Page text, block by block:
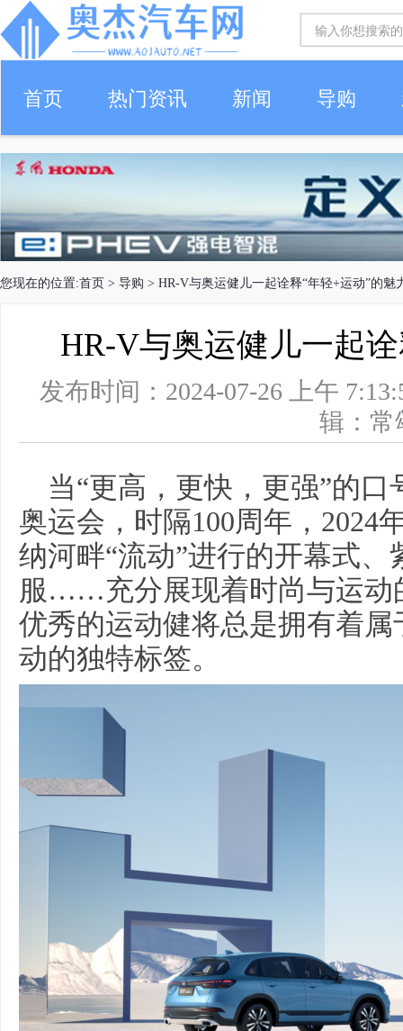
首页 热门资讯 新闻 导购
您现在的位置:首页 > 导购 > HR-V与奥运健儿一起诠释“年轻+运动”的魅
HR-V与奥运健儿一起
发布时间：2024-07-26 上午
辑：
当“更高，更快，更强”的
奥运会，时隔100周年，2024
纳河畔“流动”进行的开幕式
服……充分展现着时尚与运动
优秀的运动健将总是拥有着
动的独特标签。